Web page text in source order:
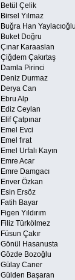
Betül Çelik
Birsel Yılmaz
Buğra Han Yaylacıoğlu
Buket Doğru
Çınar Karaaslan
Çiğdem Çakırtaş
Damla Pirinci
Deniz Durmaz
Derya Can
Ebru Alp
Ediz Ceylan
Elif Çatpınar
Emel Evci
Emel fırat
Emel Urfalı Kayın
Emre Acar
Emre Damgacı
Enver Özkan
Esin Ersöz
Fatih Bayar
Figen Yıldırım
Filiz Türkölmez
Füsun Çakır
Gönül Hasanusta
Gözde Bozoğlu
Gülay Caner
Gülden Başaran